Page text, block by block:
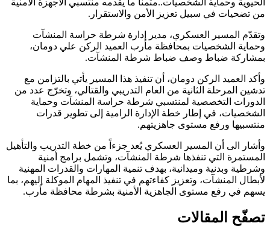
من تضحيات في سبيل تعزيز الأمن والاستقرار.
وتقدّم المسير العسكري، مدير إدارة شرطة حراسة المنشآت
وحماية الشخصيات بمحافظة مأرب العميد الركن علي دومان،
بمشاركة ضباط وصف ضباط شرطة المنشآت.
وأكد العميد الركن دومان، أن تنفيذ هذا المسير يأتي بالتزامن مع
تدشين المرحلة الثانية من العام التدريبي والقتالي، وتخرّج عدد من
الدورات التخصصية لمنتسبي شرطة حراسة المنشآت وحماية
الشخصيات، في إطار خطة الإدارة الرامية إلى تطوير قدرات
منتسبيها ورفع مستوى جاهزيتهم.
وأشار الى أن المسير العسكري يُعد جزءاً من خطة التدريب والتأهيل
المستمرة التي تنفذها شرطة المنشآت، وتشمل برامج أمنية
وشرطية وبدنية وميدانية، بهدف تنمية المهارات والقدرات المهنية
لأبطال المنشآت، وتعزيز كفاءتهم في تنفيذ المهام الموكلة إليهم، بما
يسهم في رفع مستوى الجاهزية الأمنية بشرطة محافظة مأرب.
تصفّح المقالات